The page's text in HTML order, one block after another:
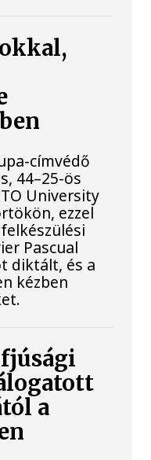
címvédő
44–25-ös
University
ezzel
Pascual
diktált, és a
kézben
a